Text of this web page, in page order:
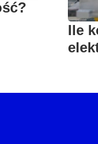
Ile